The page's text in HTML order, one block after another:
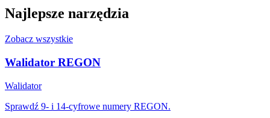
Najlepsze narzędzia
Zobacz wszystkie
Walidator REGON
Walidator
Sprawdź 9- i 14-cyfrowe numery REGON.